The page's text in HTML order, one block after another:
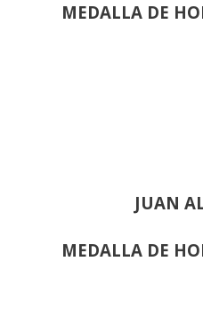
MEDALLA DE
JUAN
MEDALLA DE